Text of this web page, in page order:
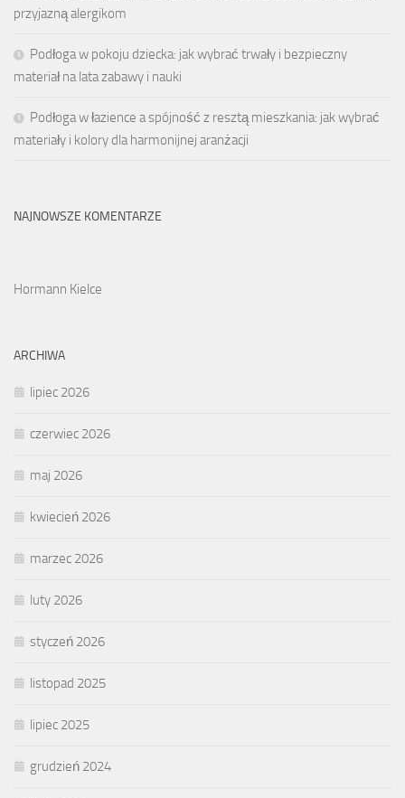
przyjazną alergikom
Podłoga w pokoju dziecka: jak wybrać trwały i bezpieczny
materiał na lata zabawy i nauki
Podłoga w łazience a spójność z resztą mieszkania: jak wybrać
materiały i kolory dla harmonijnej aranżacji
NAJNOWSZE KOMENTARZE
Hormann Kielce
ARCHIWA
lipiec 2026
czerwiec 2026
maj 2026
kwiecień 2026
marzec 2026
luty 2026
styczeń 2026
listopad 2025
lipiec 2025
grudzień 2024